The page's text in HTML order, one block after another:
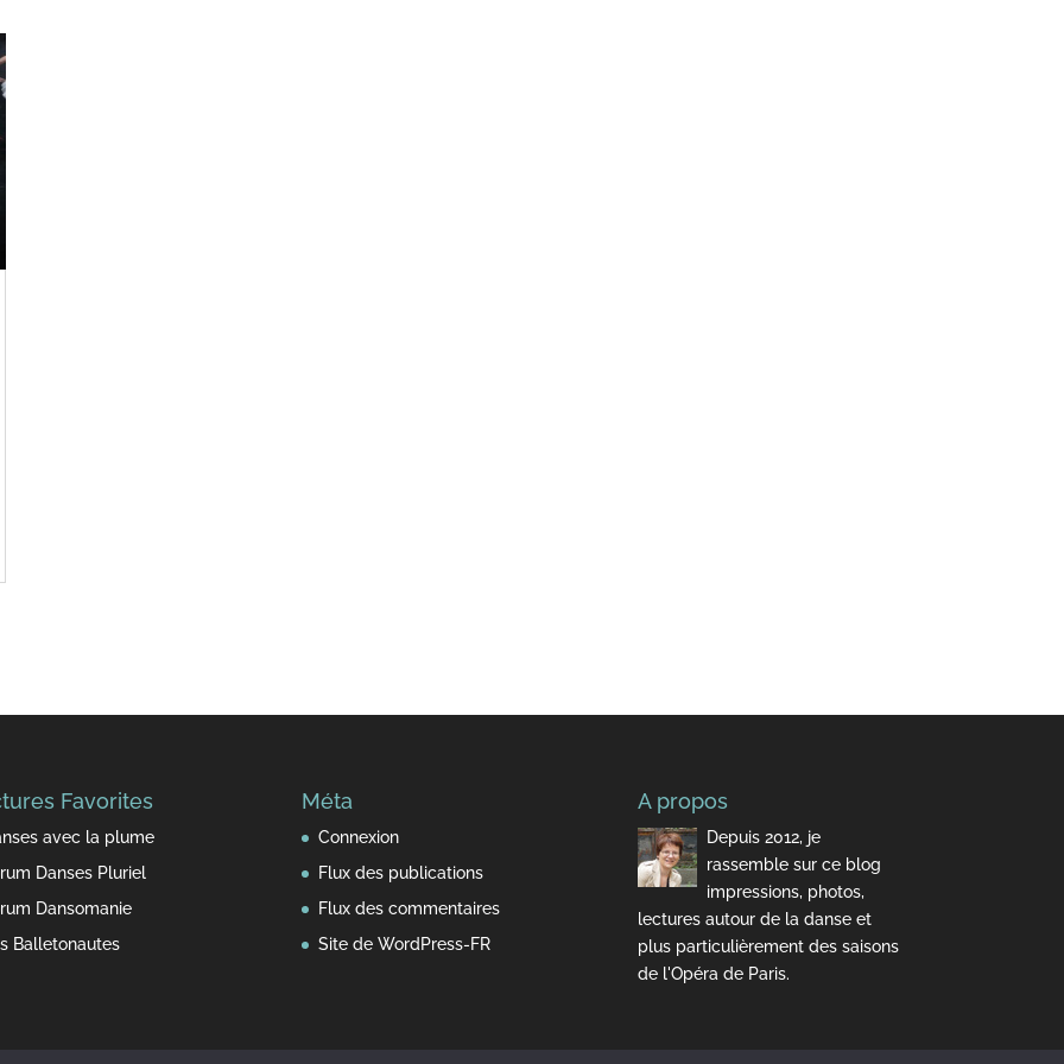
Favorites
avec la plume
Danses Pluriel
Dansomanie
Balletonautes
Méta
Connexion
Flux des publications
Flux des commentaires
Site de WordPress-FR
A propos
Depuis 2012, je
rassemble sur ce blog
impressions, photos,
lectures autour de la danse et
plus particulièrement des saisons
de l'Opéra de Paris.